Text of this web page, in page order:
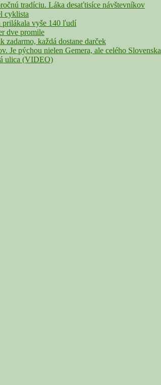
tradíciu. Láka desaťtisíce návštevníkov
cyklista
prilákala vyše 140 ľudí
dve promile
každá dostane darček
Je pýchou nielen Gemera, ale celého Slovenska
ulica (VIDEO)